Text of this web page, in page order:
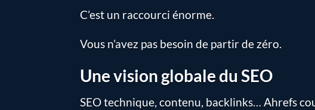
C’est un raccourci énorme.
Vous n’avez pas besoin de partir de zéro.
Une vision globale du SEO
SEO technique, contenu, backlinks… Ahrefs